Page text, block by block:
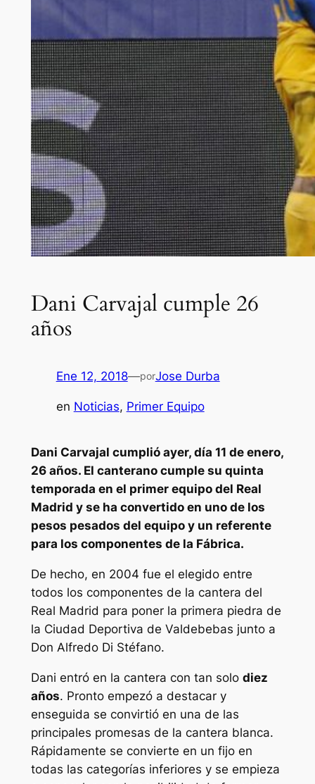
Dani Carvajal cumple 26
años
Ene 12, 2018—porJose Durba
en Noticias, Primer Equipo
Dani Carvajal cumplió ayer, día 11 de enero,
26 años. El canterano cumple su quinta
temporada en el primer equipo del Real
Madrid y se ha convertido en uno de los
pesos pesados del equipo y un referente
para los componentes de la Fábrica.
De hecho, en 2004 fue el elegido entre
todos los componentes de la cantera del
Real Madrid para poner la primera piedra de
la Ciudad Deportiva de Valdebebas junto a
Don Alfredo Di Stéfano.
Dani entró en la cantera con tan solo diez
años. Pronto empezó a destacar y
enseguida se convirtió en una de las
principales promesas de la cantera blanca.
Rápidamente se convierte en un fijo en
todas las categorías inferiores y se empieza